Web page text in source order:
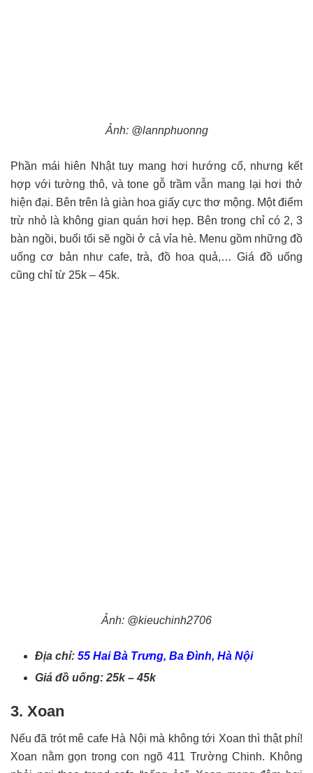
Ảnh: @lannphuonng
Phần mái hiên Nhật tuy mang hơi hướng cổ, nhưng kết
hợp với tường thô, và tone gỗ trầm vẫn mang lại hơi thở
hiện đại. Bên trên là giàn hoa giấy cực thơ mộng. Một điểm
trừ nhỏ là không gian quán hơi hẹp. Bên trong chỉ có 2, 3
bàn ngồi, buổi tối sẽ ngồi ở cả vỉa hè. Menu gồm những đồ
uống cơ bản như cafe, trà, đồ hoa quả,… Giá đồ uống
cũng chỉ từ 25k – 45k.
Ảnh: @kieuchinh2706
Địa chỉ: 55 Hai Bà Trưng, Ba Đình, Hà Nội
Giá đồ uống: 25k – 45k
3. Xoan
Nếu đã trót mê cafe Hà Nội mà không tới Xoan thì thật phí!
Xoan nằm gọn trong con ngõ 411 Trường Chinh. Không